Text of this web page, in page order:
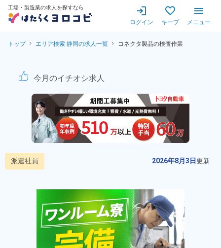
工場・製造業の求人を探すなら
ログイン キープ メニュー
トップ エリア検索 静岡の求人一覧 コネクタ製品の検査作業
コネクタ製品の検査作業★
今月のイチオシ求人
派遣社員 2026年8月3日更新